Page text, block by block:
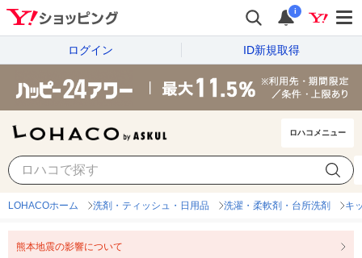
i
ログイン ID新規取得
ロハコメニュー
LOHACOホーム 洗剤・ティッシュ・日用品 洗濯・柔軟剤・台所洗剤 キ
熊本地震の影響について